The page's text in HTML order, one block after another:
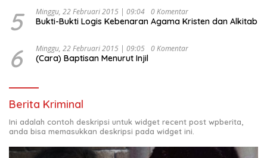
5 Minggu, 22 Februari 2015 | 09:04 0 Komentar
Bukti-Bukti Logis Kebenaran Agama Kristen dan Alkitab
6 Minggu, 22 Februari 2015 | 09:05 0 Komentar
(Cara) Baptisan Menurut Injil
Berita Kriminal
Ini adalah contoh deskripsi untuk widget recent post wpberita,
anda bisa memasukkan deskripsi pada widget ini.